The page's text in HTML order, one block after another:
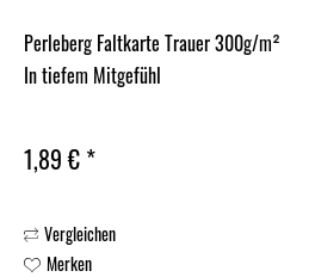
Perleberg Faltkarte Trauer 300g/m²
In tiefem Mitgefühl
1,89 € *
Vergleichen
Merken